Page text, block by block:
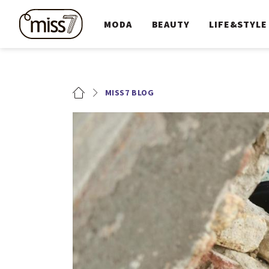
MODA BEAUTY LIFE&STYLE
MISS7 BLOG